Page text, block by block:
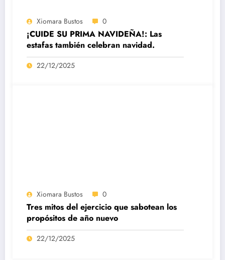
Xiomara Bustos 0
¡CUIDE SU PRIMA NAVIDEÑA!: Las
estafas también celebran navidad.
22/12/2025
Xiomara Bustos 0
Tres mitos del ejercicio que sabotean los
propósitos de año nuevo
22/12/2025